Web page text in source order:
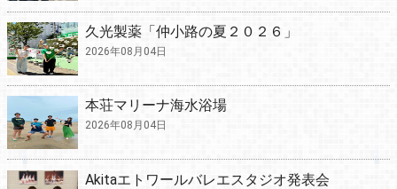
久光製薬「仲小路の夏２０２６」
2026年08月04日
本荘マリーナ海水浴場
2026年08月04日
Akitaエトワールバレエスタジオ発表会